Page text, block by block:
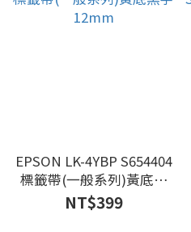
EPSON LK-4YBP S654404
標籤帶(一般系列)黃底黑
字12mm
NT$399